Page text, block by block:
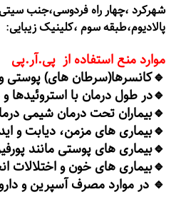
شهرکرد ،چهار راه فردوسی،جنب
پالادیوم،طبقه سوم ،کلینیک زیبایی:
موارد منع استفاده از پی.آر.پی
🔹کانسرها(سرطان های)
🔹در طول درمان با استروئیدها
🔹بیماران تحت درمان شیمی
🔹بیماری های مزمن، دیابت و
🔹بیماری های پوستی مانند
🔹بیماری های خون و اختلالات
🔹 در موارد مصرف آسپرین و